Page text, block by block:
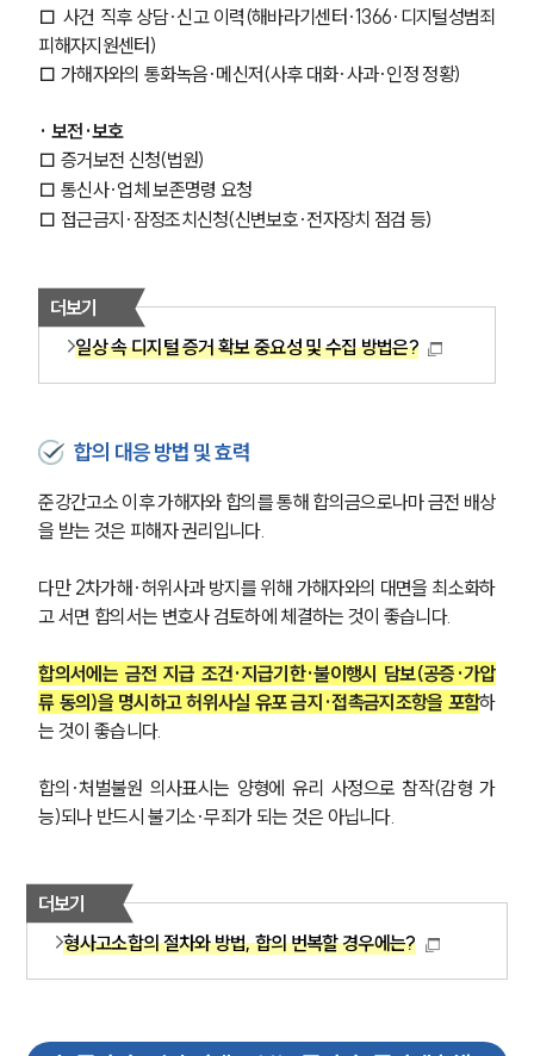
팀소개
팀소개
글로벌 파트너 로펌
통합검색
AI대륜
업무사례
□ 사건 직후 상담·신고 이력(해바라기센터·1366·디지털성범죄
피해자지원센터)
□ 가해자와의 통화녹음·메신저(사후 대화·사과·인정 정황)
· 보전·보호
□ 증거보전 신청(법원)
□ 통신사·업체 보존명령 요청
□ 접근금지·잠정조치신청(신변보호·전자장치 점검 등)
더보기
일상 속 디지털 증거 확보 중요성 및 수집 방법은?
합의 대응 방법 및 효력
준강간고소 이후 가해자와 합의를 통해 합의금으로나마 금전 배상
을 받는 것은 피해자 권리입니다.
다만 2차가해·허위사과 방지를 위해 가해자와의 대면을 최소화하
고 서면 합의서는 변호사 검토하에 체결하는 것이 좋습니다.
합의서에는 금전 지급 조건·지급기한·불이행시 담보(공증·가압
류 동의)을 명시하고 허위사실 유포 금지·접촉금지조항을 포함하
는 것이 좋습니다.
합의·처벌불원 의사표시는 양형에 유리 사정으로 참작(감형 가
능)되나 반드시 불기소·무죄가 되는 것은 아닙니다.
더보기
형사고소합의 절차와 방법, 합의 번복할 경우에는?